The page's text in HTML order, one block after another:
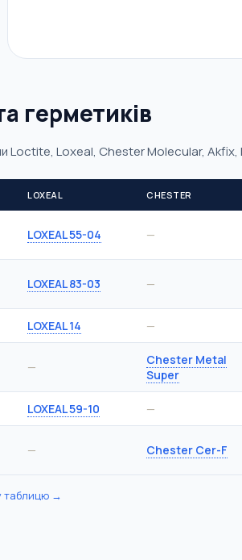
герметиків
Loctite, Loxeal, Chester Molecular, Akfix,
LOXEAL CHESTER
LOXEAL 55-04 —
LOXEAL 83-03 —
LOXEAL 14 —
—
Chester Metal
Super
LOXEAL 59-10 —
— Chester Cer-F
таблицю →